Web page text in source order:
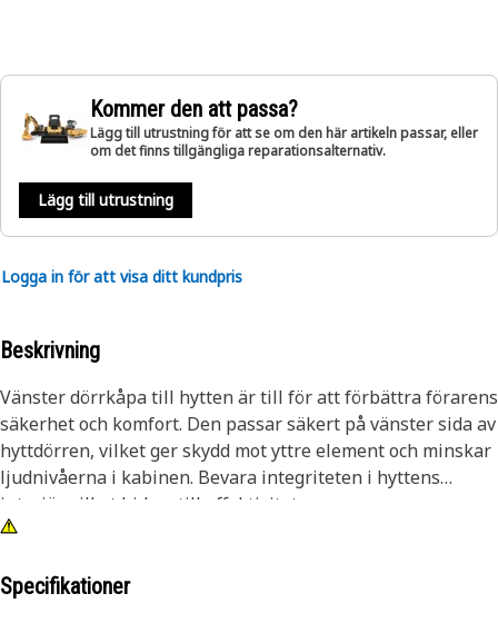
Kommer den att passa?
Lägg till utrustning för att se om den här artikeln passar, eller
om det finns tillgängliga reparationsalternativ.
Lägg till utrustning
Logga in för att visa ditt kundpris
Beskrivning
Vänster dörrkåpa till hytten är till för att förbättra förarens
säkerhet och komfort. Den passar säkert på vänster sida av
hyttdörren, vilket ger skydd mot yttre element och minskar
ljudnivåerna i kabinen. Bevara integriteten i hyttens
interiör, vilket bidrar till effektivitet.
• Robust struktur för hållbarhet.
Specifikationer